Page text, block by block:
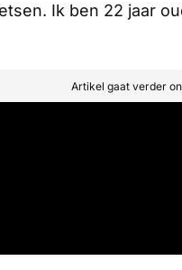
Ik ben 22 jaar
Artikel gaat verder